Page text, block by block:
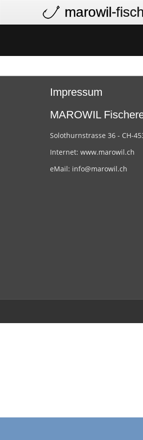
marowil-
Impressum
MAROWIL
Solothurnstrasse 36 - CH-
Internet: www.marowil.ch
eMail: info@marowil.ch